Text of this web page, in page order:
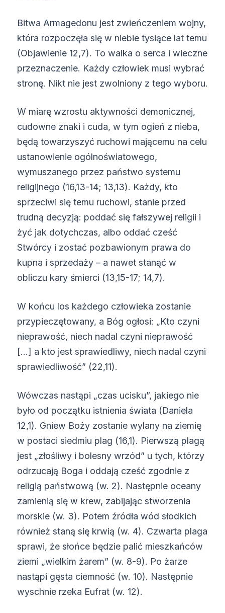
Bitwa Armagedonu jest zwieńczeniem wojny,
która rozpoczęła się w niebie tysiące lat temu
(Objawienie 12,7). To walka o serca i wieczne
przeznaczenie. Każdy człowiek musi wybrać
stronę. Nikt nie jest zwolniony z tego wyboru.
W miarę wzrostu aktywności demonicznej,
cudowne znaki i cuda, w tym ogień z nieba,
będą towarzyszyć ruchowi mającemu na celu
ustanowienie ogólnoświatowego,
wymuszanego przez państwo systemu
religijnego (16,13-14; 13,13). Każdy, kto
sprzeciwi się temu ruchowi, stanie przed
trudną decyzją: poddać się fałszywej religii i
żyć jak dotychczas, albo oddać cześć
Stwórcy i zostać pozbawionym prawa do
kupna i sprzedaży – a nawet stanąć w
obliczu kary śmierci (13,15-17; 14,7).
W końcu los każdego człowieka zostanie
przypieczętowany, a Bóg ogłosi: „Kto czyni
nieprawość, niech nadal czyni nieprawość
[…] a kto jest sprawiedliwy, niech nadal czyni
sprawiedliwość” (22,11).
Wówczas nastąpi „czas ucisku”, jakiego nie
było od początku istnienia świata (Daniela
12,1). Gniew Boży zostanie wylany na ziemię
w postaci siedmiu plag (16,1). Pierwszą plagą
jest „złośliwy i bolesny wrzód” u tych, którzy
odrzucają Boga i oddają cześć zgodnie z
religią państwową (w. 2). Następnie oceany
zamienią się w krew, zabijając stworzenia
morskie (w. 3). Potem źródła wód słodkich
również staną się krwią (w. 4). Czwarta plaga
sprawi, że słońce będzie palić mieszkańców
ziemi „wielkim żarem” (w. 8-9). Po żarze
nastąpi gęsta ciemność (w. 10). Następnie
wyschnie rzeka Eufrat (w. 12).